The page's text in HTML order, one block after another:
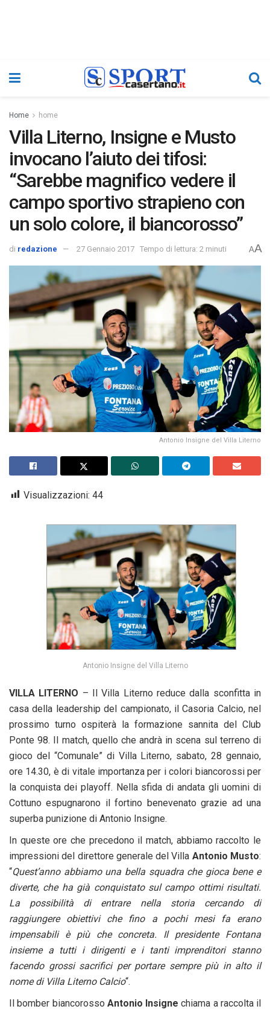
Home home
Villa Literno, Insigne e Musto
invocano l’aiuto dei tifosi:
“Sarebbe magnifico vedere il
campo sportivo strapieno con
un solo colore, il biancorosso”
di redazione 27 Gennaio 2017 Tempo di lettura: 2 minuti AA
Antonio Insigne del Villa Literno
Visualizzazioni: 44
Antonio Insigne del Villa Literno
VILLA LITERNO – Il Villa Literno reduce dalla sconfitta in
casa della leadership del campionato, il Casoria Calcio, nel
prossimo turno ospiterà la formazione sannita del Club
Ponte 98. Il match, quello che andrà in scena sul terreno di
gioco del “Comunale” di Villa Literno, sabato, 28 gennaio,
ore 14.30, è di vitale importanza per i colori biancorossi per
la conquista dei playoff. Nella sfida di andata gli uomini di
Cottuno espugnarono il fortino benevenato grazie ad una
superba punizione di Antonio Insigne.
In queste ore che precedono il match, abbiamo raccolto le
impressioni del direttore generale del Villa Antonio Musto:
“Quest’anno abbiamo una bella squadra che gioca bene e
diverte, che ha già conquistato sul campo ottimi risultati.
La possibilità di entrare nella storia cercando di
raggiungere obiettivi che fino a pochi mesi fa erano
impensabili è più che concreta. Il presidente Fontana
insieme a tutti i dirigenti e i tanti imprenditori stanno
facendo grossi sacrifici per portare sempre più in alto il
nome di Villa Literno Calcio“.
Il bomber biancorosso Antonio Insigne chiama a raccolta il